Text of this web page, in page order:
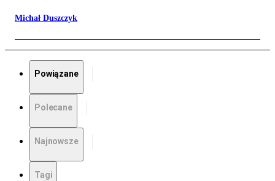
Michał Duszczyk
Powiązane
Polecane
Najnowsze
Tagi